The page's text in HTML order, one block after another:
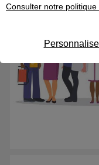
Consulter notre politique